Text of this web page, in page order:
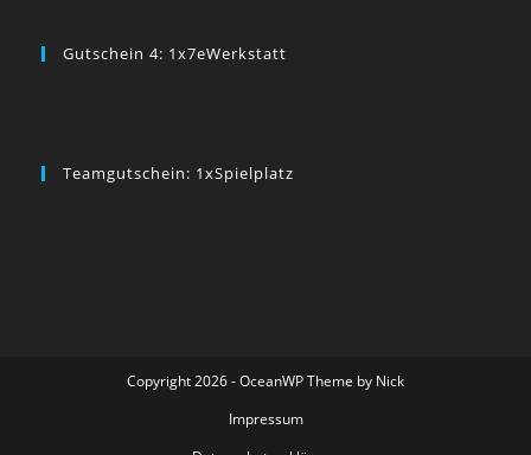
Gutschein 4: 1x7eWerkstatt
Teamgutschein: 1xSpielplatz
Copyright 2026 - OceanWP Theme by Nick
Impressum